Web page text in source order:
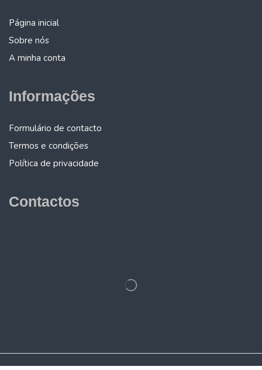
Página inicial
Sobre nós
A minha conta
Informações
Formulário de contacto
Termos e condições
Política de privacidade
Contactos